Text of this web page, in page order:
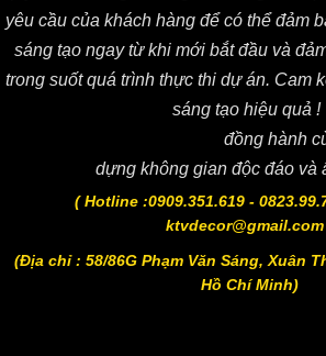
yêu cầu của khách hàng để có thể đảm
sáng tạo ngay từ khi mới bắt đầu và
trong suốt quá trình thực thi dự án. Cam
sáng tạo hiệu quả !
đồng hành
dựng không gian độc đáo và
( Hotline :0909.351.619 -
(Địa chỉ : 58/86G Phạm Văn Sáng, Xuân
Hồ Chí Minh)